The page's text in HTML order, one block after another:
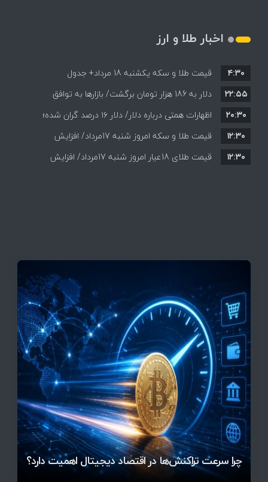
اخبار طلا و ارز
قیمت طلا و سکه یکشنبه 18 مرداد+ جدول
۴:۳۰
دلار به 186 هزار تومان برگشت/ بازارها به توافق
احتمالی هرمز چه واکنشی نشان دادند؟
۲۲:۵۵
اظهارات همتی درباره دلار/ دلار ۱۶ درصد گران شده؛
این افزایش طبیعی است
۲۰:۳۰
قیمت طلا و سکه امروز شنبه 17مرداد/ افزایش
همه قیمت ها + جدول و جزئیات
۱۲:۳۰
قیمت طلای 18عیار امروز شنبه 17مرداد/ افزایش
۱۲:۳۰
راهنمای انتخاب مسیر مناسب برای ورود به بازار ارز
دیجیتال
چرا سرعت تراکنش‌ها در اقتصاد دیجیتال اهمیت دارد؟
آخرین وضعیت بازار رمزارزها در جهان / مهم‌ترین
تهدید بیت‌کوین مشخص شد
اتفاق تاریخی در بازار رمزارزها / بیت‌کوین سبز شد
قیمت تتر، بیت‌کوین و اتریوم امروز دوشنبه ۵ مرداد
۱۴۰۵ | بیت‌کوین این مرز را از دست بدهد، همه‌چیز
تغییر می‌کند
رقابت پنهان دولت‌ها بر سر بیت‌کوین/ ۱۰ کشور برتر
کدامند؟
اتفاق مهم در بازار رمزارزها / بیت‌کوین وارد فاز تازه شد
تازه‌ترین رسوایی ارز دیجیتال؛ شکایت میلیاردی روی
میز / ۶۲۲ بیت‌کوین کجا رفت؟